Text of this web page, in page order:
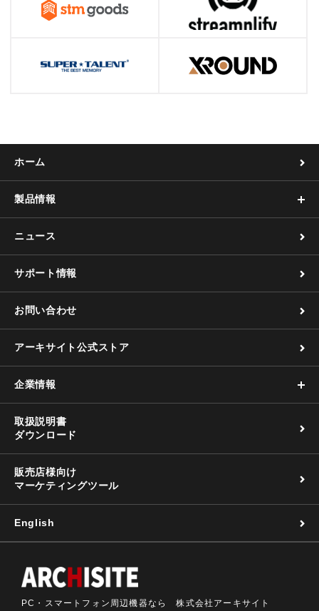
ホーム
製品情報
ニュース
サポート情報
お問い合わせ
アーキサイト公式ストア
企業情報
取扱説明書
ダウンロード
販売店様向け
マーケティングツール
English
PC・スマートフォン周辺機器なら 株式会社アーキサイト